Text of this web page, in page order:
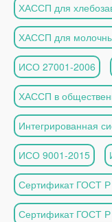
ХАССП для
ХАССП для
ИСО 27001-2006
ХАССП в
Интегрированная
ИСО 9001-2015
Сертификат ГОСТ
Сертификат ГОСТ Р